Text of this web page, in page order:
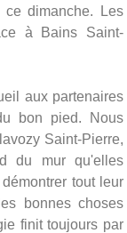
dimanche. Les
à Bains Saint-
aux partenaires
bon pied. Nous
Saint-Pierre,
du mur qu'elles
tout leur
bonnes choses
finit toujours par